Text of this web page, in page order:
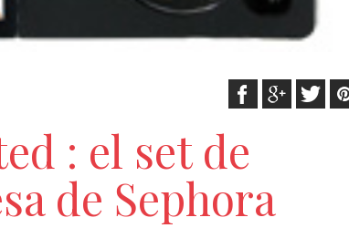
: el set de
de Sephora